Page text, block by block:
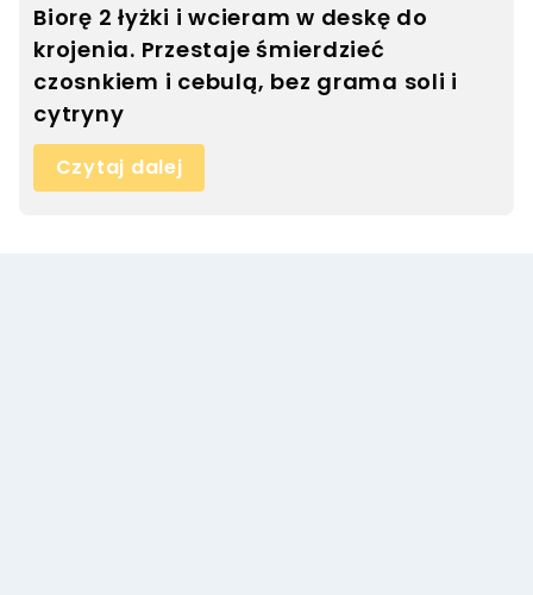
Biorę 2 łyżki i wcieram w deskę do
krojenia. Przestaje śmierdzieć
czosnkiem i cebulą, bez grama soli i
cytryny
Czytaj dalej